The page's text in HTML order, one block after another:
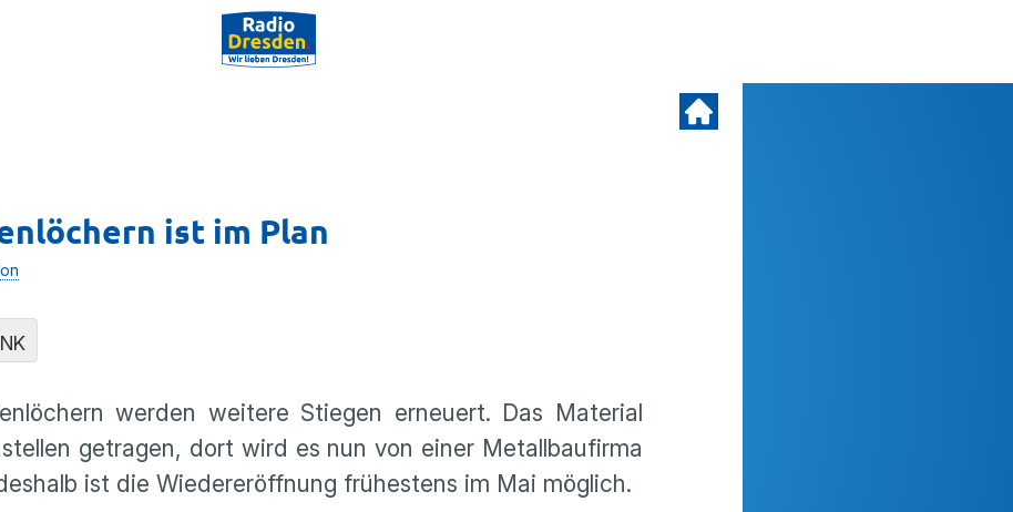
ist im Plan
werden weitere Stiegen erneuert. Das Material
getragen, dort wird es nun von einer Metallbaufirma
ist die Wiedereröffnung frühestens im Mai möglich.